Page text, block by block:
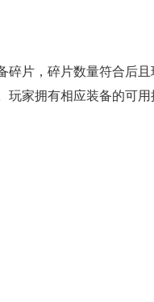
片，碎片数量符合后
家拥有相应装备的可